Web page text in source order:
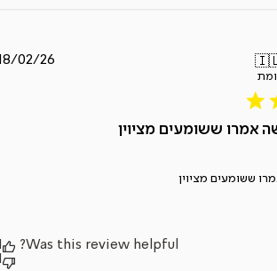
אמרו ששומעים מציוין
ששומעים מציוין
תאריך02/26
Was this review helpful?